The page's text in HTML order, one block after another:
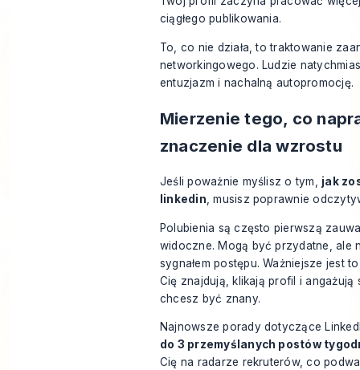
ciągłego publikowania.
To, co nie działa, to traktowanie
networkingowego. Ludzie
entuzjazm i nachalną autopromocję.
Mierzenie tego, co
znaczenie dla wzrostu
Jeśli poważnie myślisz o tym, jak
linkedin, musisz poprawnie
Polubienia są często pierwszą
widoczne. Mogą być przydatne, ale
sygnałem postępu. Ważniejsze jest
Cię znajdują, klikają profil i angażują
chcesz być znany.
Najnowsze porady dotyczące
do 3 przemyślanych postów
Cię na radarze rekruterów, co